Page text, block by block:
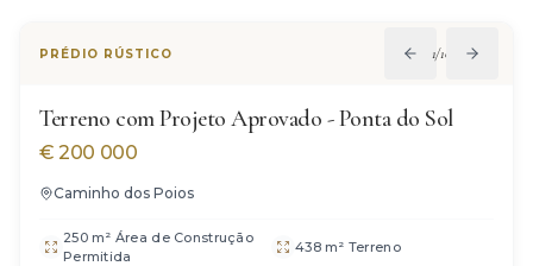
PRÉDIO RÚSTICO 1/10
Terreno com Projeto Aprovado - Ponta do Sol
€200 000
Caminho dos Poios
250 m² Área de Construção
Permitida
438 m² Terreno